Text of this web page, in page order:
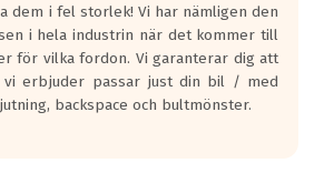
dem i fel storlek! Vi har nämligen den
i hela industrin när det kommer till
för vilka fordon. Vi garanterar dig att
vi erbjuder passar just din bil / med
backspace och bultmönster.